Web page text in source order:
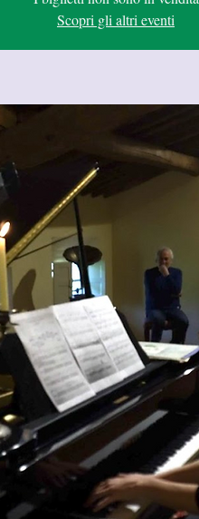
Scopri gli altri eventi